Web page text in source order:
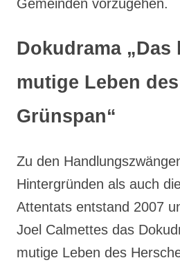
Gemeinden vorzugehen.
Dokudrama „Das
mutige Leben
Grünspan“
Zu den
Hintergründen als auch
Attentats entstand 2007
Joel Calmettes das
mutige Leben des